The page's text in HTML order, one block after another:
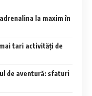
la maxim în
tari activități de
de aventură: sfaturi